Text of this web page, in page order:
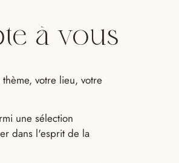
à vous
votre lieu, votre
une sélection
dans l'esprit de la